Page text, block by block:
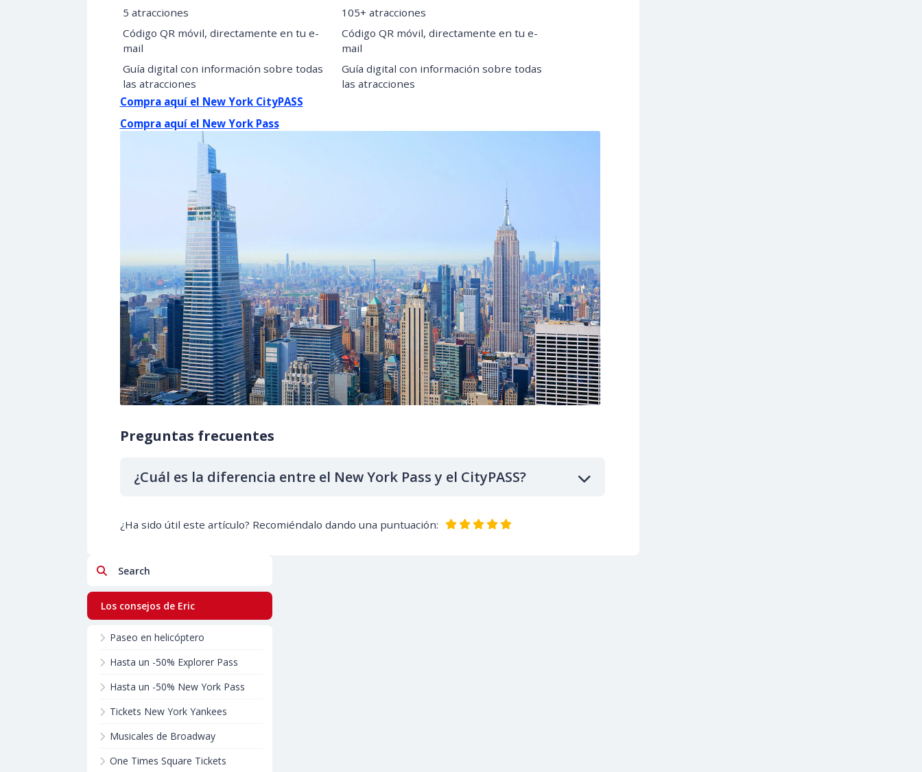
5 atracciones
105+ atracciones
Código QR móvil, directamente en tu e-
mail
Código QR móvil, directamente en tu e-
mail
Guía digital con información sobre todas
las atracciones
Guía digital con información sobre todas
las atracciones
Compra aquí el New York CityPASS
Compra aquí el New York Pass
Preguntas frecuentes
¿Cuál es la diferencia entre el New York Pass y el CityPASS?
¿Ha sido útil este artículo? Recomiéndalo dando una puntuación:
Search
Los consejos de Eric
Paseo en helicóptero
Hasta un -50% Explorer Pass
Hasta un -50% New York Pass
Tickets New York Yankees
Musicales de Broadway
One Times Square Tickets